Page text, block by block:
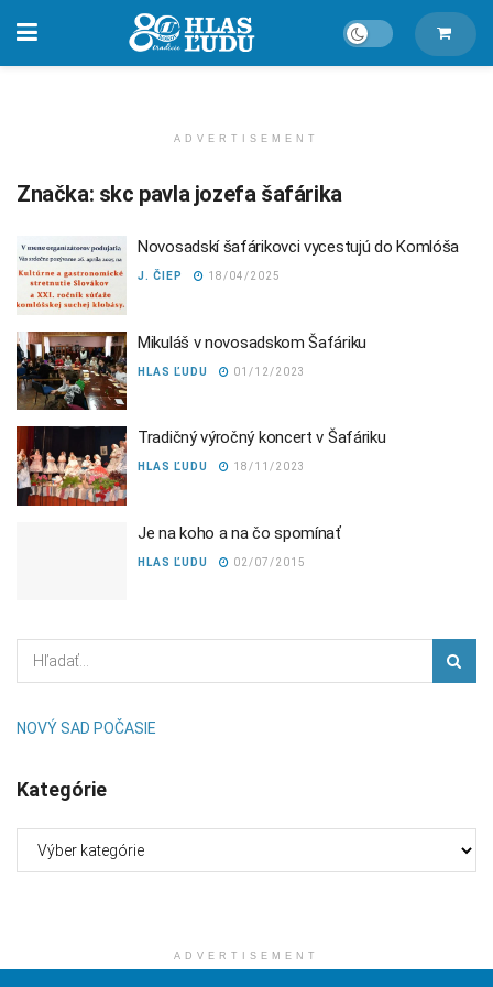
ADVERTISEMENT
Značka: skc pavla jozefa šafárika
Novosadskí šafárikovci vycestujú do Komlóša
J. ČIEP 18/04/2025
Mikuláš v novosadskom Šafáriku
HLAS ĽUDU 01/12/2023
Tradičný výročný koncert v Šafáriku
HLAS ĽUDU 18/11/2023
Je na koho a na čo spomínať
HLAS ĽUDU 02/07/2015
NOVÝ SAD POČASIE
Kategórie
ADVERTISEMENT